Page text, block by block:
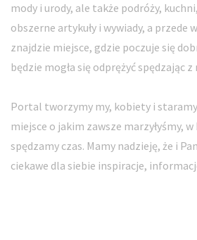
mody i urody, ale także podróży,
obszerne artykuły i wywiady, a przede
znajdzie miejsce, gdzie poczuje się
będzie mogła się odprężyć spędzając z
Portal tworzymy my, kobiety i staramy
miejsce o jakim zawsze marzyłyśmy,
spędzamy czas. Mamy nadzieję, że i
ciekawe dla siebie inspiracje,